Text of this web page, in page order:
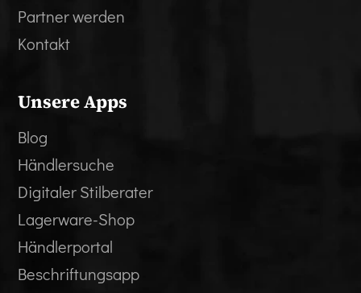
Partner werden
Kontakt
Unsere Apps
Blog
Händlersuche
Digitaler Stilberater
Lagerware-Shop
Händlerportal
Beschriftungsapp